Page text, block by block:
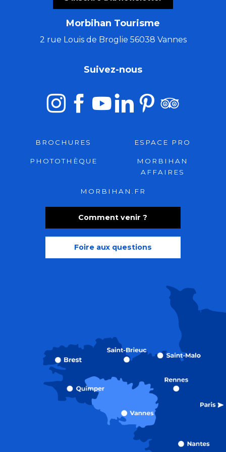
Morbihan Tourisme
2 rue Louis de Broglie 56038 Vannes
Comment venir ?
Foire aux questions
Suivez-nous
BROCHURES ESPACE PRO
PHOTOTHÈQUE
MORBIHAN
AFFAIRES
MORBIHAN.FR